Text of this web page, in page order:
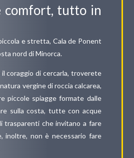
comfort, tutto in
e stretta, Cala de Ponent
nord di Minorca.
coraggio di cercarla, troverete
vergine di roccia calcarea,
piccole spiagge formate dalle
sulla costa, tutte con acque
trasparenti che invitano a fare
inoltre, non è necessario fare